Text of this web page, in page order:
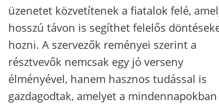
üzenetet közvetítenek a fiatalok felé,
hosszú távon is segíthet felelős
hozni. A szervezők reményei szerint a
résztvevők nemcsak egy jó verseny
élményével, hanem hasznos tudással is
gazdagodtak, amelyet a